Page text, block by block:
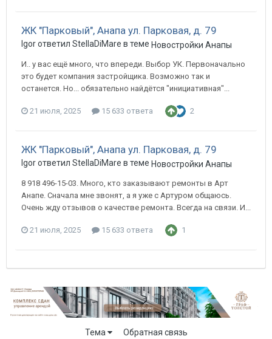
ЖК "Парковый", Анапа ул. Парковая, д. 79
Igor ответил StellaDiMare в теме Новостройки Анапы
И.. у вас ещё много, что впереди. Выбор УК. Первоначально
это будет компания застройщика. Возможно так и
останется. Но... обязательно найдётся "инициативная"...
21 июля, 2025 15 633 ответа 2
ЖК "Парковый", Анапа ул. Парковая, д. 79
Igor ответил StellaDiMare в теме Новостройки Анапы
8 918 496-15-03. Много, кто заказывают ремонты в Арт
Анапе. Сначала мне звонят, а я уже с Артуром общаюсь.
Очень жду отзывов о качестве ремонта. Всегда на связи. И...
21 июля, 2025 15 633 ответа 1
Тема Обратная связь